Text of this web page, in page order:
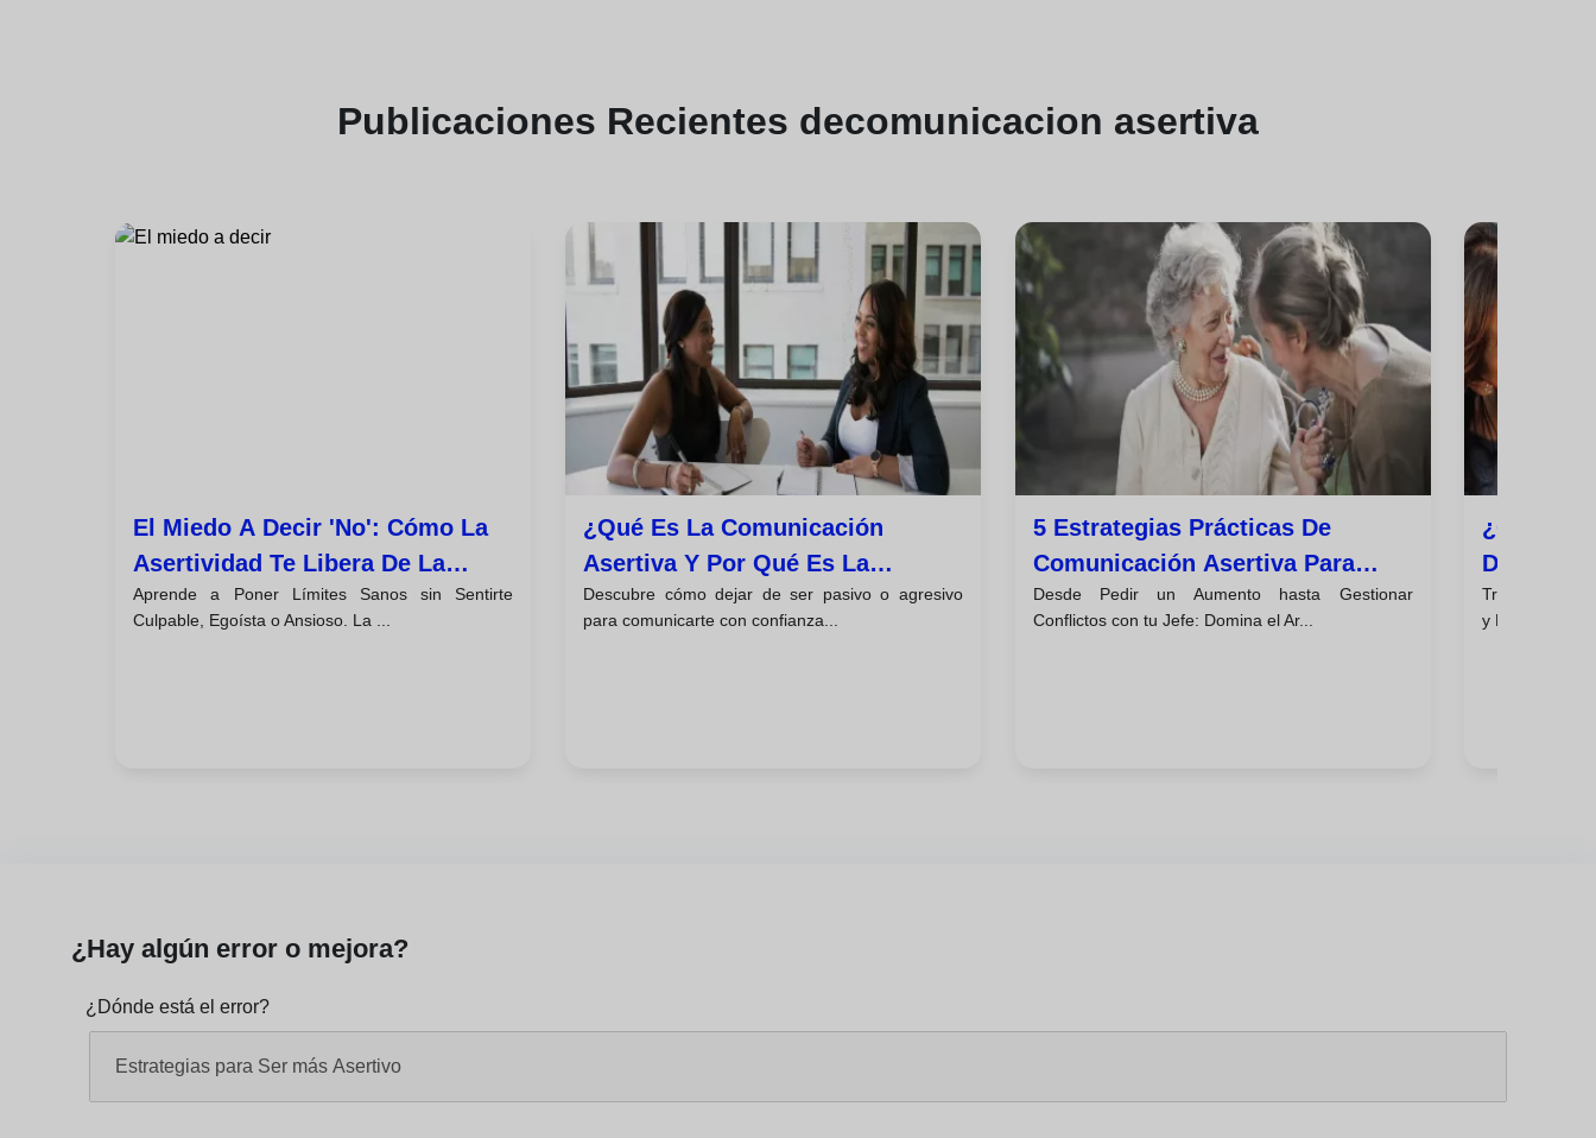
Publicaciones Recientes decomunicacion asertiva
El Miedo A Decir 'no': Cómo La
Asertividad Te Libera De La
Necesidad De Complacer A
Todos
Aprende a Poner Límites Sanos sin Sentirte
Culpable, Egoísta o Ansioso. La ...
¿qué Es La Comunicación
Asertiva Y Por Qué Es La
Habilidad Clave Que
Transformará Tu Vida?
Descubre cómo dejar de ser pasivo o agresivo
para comunicarte con confianza...
5 Estrategias Prácticas De
Comunicación Asertiva Para
Triunfar En El Trabajo
Desde Pedir un Aumento hasta Gestionar
Conflictos con tu Jefe: Domina el Ar...
Definitiva
Asertiva
Transforma
y Fortalece
¿Hay algún error o mejora?
¿Dónde está el error?